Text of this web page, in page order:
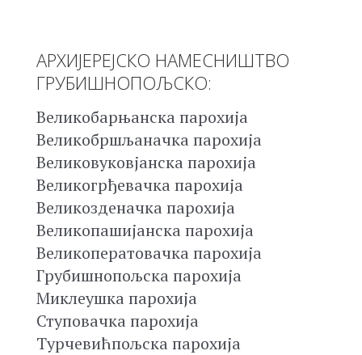
АРХИЈЕРЕЈСКО НАМЕСНИШТВО
ГРУБИШНОПОЉСКО:
Великобарњанска парохија
Великобршљаначка парохија
Великовуковјанска парохија
Великогрђевачка парохија
Великозденачка парохија
Великопашијанска парохија
Великоператовачка парохија
Грубишнопољска парохија
Миклеушка парохија
Ступовачка парохија
Турчевићпољска парохија